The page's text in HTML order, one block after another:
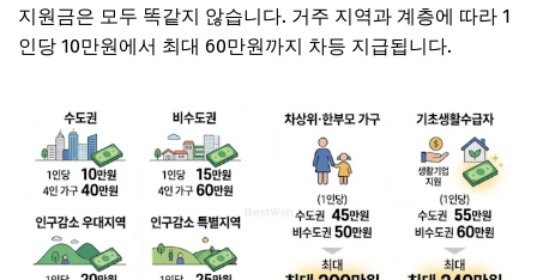
지원금은 모두 똑같지 않습니다. 거주 지역과 계층에 따라 1
인당 10만원에서 최대 60만원까지 차등 지급됩니다.